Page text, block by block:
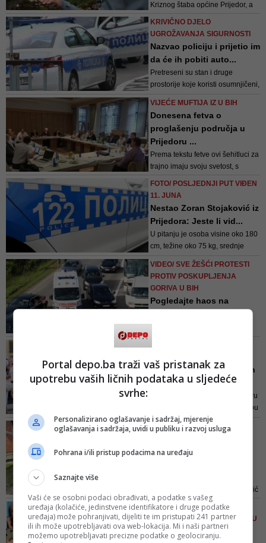
Kriznog štaba općine Prijedor, a
izveli su ga pripadnici
Interventnog voda prijedorske
ostacima ubijenih logoraša još
nije završena
KRIVIČNO DJELO
UGROŽAVANJA SIGURNOSTI
Nazvao policiju i prijetio im
da će ih pobiti auto...
Pretreseni su stan i druge
prostorije koje koristi osumnjičeni,
te je pronađena i privremeno
VIJEĆE MUFTIJA IZ U BIH
Donesena fetva o
proglašenju područja u
Prijedoru ...
Prema tekstu fetve ovi šehitluci za
trajno imaju svoju svetost, s
FOTO/ POSLJEDNJI PUT VIĐEN
11. JUNA
Nestao Zoran Stojaković iz
Prijedora: Jeste li vid...
U pitanju je osoba visine oko 180
cm, težine oko 75 kg, srednje
tjelesne konstitucije, te smeđe
VIDEO/ SVE ŽEŠĆI PROTESTI
PROTIV POSKUPLJENJA
GORIVA U BIH
Pogledajte haos na
Vozači...
smjele dešavati, te da bi
sanitetska i vatrogasna vozila
trebala imati slobodan prolaz, bez
Obilježavanje Dana bijelih
traka: Sjećanje na nevi...
Vlasti bosanskih Srba u Prijedoru
su 31. maja 1992. izdale naredbu
putem lokalnog radija kojom se
nesrpskom stanovništvu nalaže
zastavama ili čaršafima, te da pri
SATIMA UMIRAO U KANALU
Prijedorčanina usmrtio
Istragom je utvrđeno da se Jasnić
kobne večeri 13. maja oko 23
sata vraćao kući iz Omarske i
kretao desnom stranom puta,
kada ga je sa leđa udario
SRĐAN PUHALO/ 'SRBSKA'
ISTORIJA ZA 'SRBSKU' DJECU
Bošnjačka djeca će učiti
Portal depo.ba traži vaš pristanak za
upotrebu vaših ličnih podataka u sljedeće
svrhe:
Personalizirano oglašavanje i sadržaj, mjerenje
oglašavanja i sadržaja, uvidi u publiku i razvoj usluga
Pohrana i/ili pristup podacima na uređaju
Saznajte više
Vaši će se osobni podaci obrađivati, a podatke s vašeg
uređaja (kolačiće, jedinstvene identifikatore i druge podatke
uređaja) može pohranjivati, dijeliti te im pristupati 241 partner
ili ih može upotrebljavati ova web-lokacija. Mi i naši partneri
možemo upotrebljavati precizne podatke o geolociranju.